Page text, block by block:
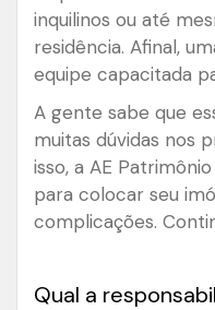
inquilinos ou até
residência. Afinal,
equipe capacitada
A gente sabe que
muitas dúvidas nos
isso, a AE
para colocar seu
complicações.
Qual a